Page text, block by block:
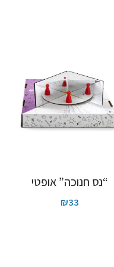
“נס חנוכה” אופטי
₪33